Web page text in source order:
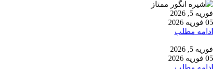
فوریه 5, 2026
05 فوریه 2026
ادامه مطلب
فوریه 5, 2026
05 فوریه 2026
ادامه مطلب